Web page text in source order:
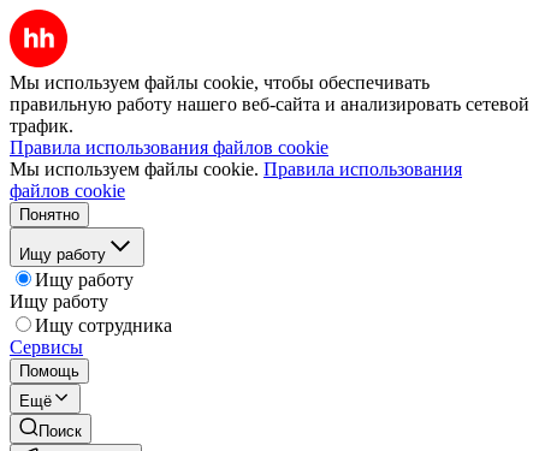
Мы используем файлы cookie, чтобы обеспечивать
правильную работу нашего веб-сайта и анализировать сетевой
трафик.
Правила использования файлов cookie
Мы используем файлы cookie. Правила использования
файлов cookie
Понятно
Ищу работу
Ищу работу
Ищу работу
Ищу сотрудника
Сервисы
Помощь
Ещё
Поиск